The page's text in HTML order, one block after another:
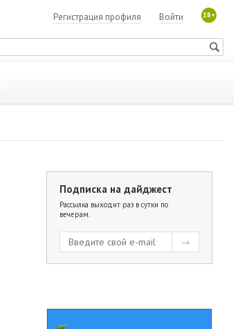
18+
Войти
Регистрация профиля
Подписка на дайджест
Рассылка выходит раз в сутки по
вечерам.